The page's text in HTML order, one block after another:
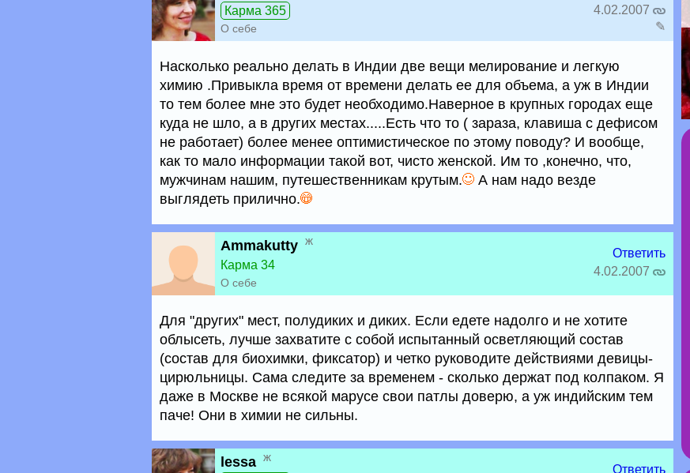
Карма 365
О себе
4.02.2007
✎
Насколько реально делать в Индии две вещи мелирование и легкую
химию .Привыкла время от времени делать ее для объема, а уж в Индии
то тем более мне это будет необходимо.Наверное в крупных городах еще
куда не шло, а в других местах.....Есть что то ( зараза, клавиша с дефисом
не работает) более менее оптимистическое по этому поводу? И вообще,
как то мало информации такой вот, чисто женской. Им то ,конечно, что,
мужчинам нашим, путешественникам крутым.
А нам надо везде
выглядеть прилично.
Ammakutty ж
Карма 34
О себе
Ответить
4.02.2007
Для "других" мест, полудиких и диких. Если едете надолго и не хотите
облысеть, лучше захватите с собой испытанный осветляющий состав
(состав для биохимки, фиксатор) и четко руководите действиями девицы-
цирюльницы. Сама следите за временем - сколько держат под колпаком. Я
даже в Москве не всякой марусе свои патлы доверю, а уж индийским тем
паче! Они в химии не сильны.
lessa ж
Ответить